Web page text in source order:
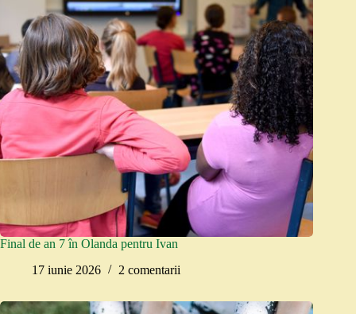
Final de an 7 în Olanda pentru Ivan
17 iunie 2026
2 comentarii